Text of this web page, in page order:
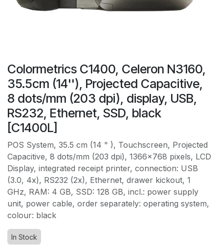
Colormetrics C1400, Celeron N3160,
35.5cm (14''), Projected Capacitive,
8 dots/mm (203 dpi), display, USB,
RS232, Ethernet, SSD, black
[C1400L]
POS System, 35.5 cm (14 " ), Touchscreen, Projected
Capacitive, 8 dots/mm (203 dpi), 1366x768 pixels, LCD
Display, integrated receipt printer, connection: USB
(3.0, 4x), RS232 (2x), Ethernet, drawer kickout, 1
GHz, RAM: 4 GB, SSD: 128 GB, incl.: power supply
unit, power cable, order separately: operating system,
colour: black
In Stock